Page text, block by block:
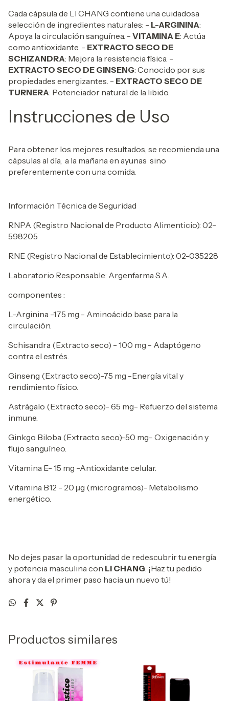
Cada cápsula de LI CHANG contiene una cuidadosa
selección de ingredientes naturales: - L-ARGININA:
Apoya la circulación sanguínea. - VITAMINA E: Actúa
como antioxidante. - EXTRACTO SECO DE
SCHIZANDRA: Mejora la resistencia física. -
EXTRACTO SECO DE GINSENG: Conocido por sus
propiedades energizantes. - EXTRACTO SECO DE
TURNERA: Potenciador natural de la libido.
Instrucciones de Uso
Para obtener los mejores resultados, se recomienda una
cápsulas al día, a la mañana en ayunas sino
preferentemente con una comida.
Información Técnica de Seguridad
RNPA (Registro Nacional de Producto Alimenticio): 02-
598205
RNE (Registro Nacional de Establecimiento): 02-035228
Laboratorio Responsable: Argenfarma S.A.
componentes :
L-Arginina -175 mg - Aminoácido base para la
circulación.
Schisandra (Extracto seco) - 100 mg - Adaptógeno
contra el estrés.
Ginseng (Extracto seco)-75 mg -Energía vital y
rendimiento físico.
Astrágalo (Extracto seco)- 65 mg- Refuerzo del sistema
inmune.
Ginkgo Biloba (Extracto seco)-50 mg- Oxigenación y
flujo sanguíneo.
Vitamina E- 15 mg -Antioxidante celular.
Vitamina B12 - 20 µg (microgramos)- Metabolismo
energético.
No dejes pasar la oportunidad de redescubrir tu energía
y potencia masculina con LI CHANG. ¡Haz tu pedido
ahora y da el primer paso hacia un nuevo tú!
Productos similares